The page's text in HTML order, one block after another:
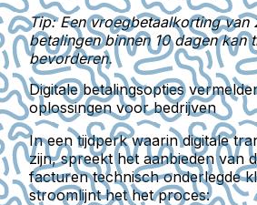
Tip: Een vroegbetaalkorting van
betalingen binnen 10 dagen kan
bevorderen.
Digitale betalingsopties
oplossingen voor bedrijven
In een tijdperk waarin digitale
zijn, spreekt het aanbieden van
facturen technisch onderlegde
stroomlijnt het het proces: